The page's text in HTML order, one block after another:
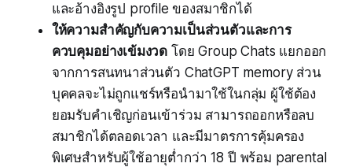
และอ้างอิงรูป profile ของสมาชิกได้
ให้ความสำคัญกับความเป็นส่วนตัวและการ
ควบคุมอย่างเข้มงวด โดย Group Chats แยกออก
จากการสนทนาส่วนตัว ChatGPT memory ส่วน
บุคคลจะไม่ถูกแชร์หรือนำมาใช้ในกลุ่ม ผู้ใช้ต้อง
ยอมรับคำเชิญก่อนเข้าร่วม สามารถออกหรือลบ
สมาชิกได้ตลอดเวลา และมีมาตรการคุ้มครอง
พิเศษสำหรับผู้ใช้อายุต่ำกว่า 18 ปี พร้อม parental